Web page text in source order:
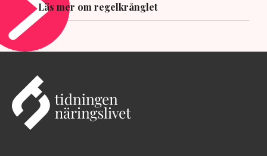
Läs mer om regelkrånglet